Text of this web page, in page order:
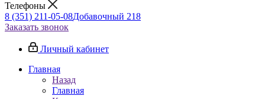
Телефоны
8 (351) 211-05-08Добавочный 218
Заказать звонок
Личный кабинет
Главная
Назад
Главная